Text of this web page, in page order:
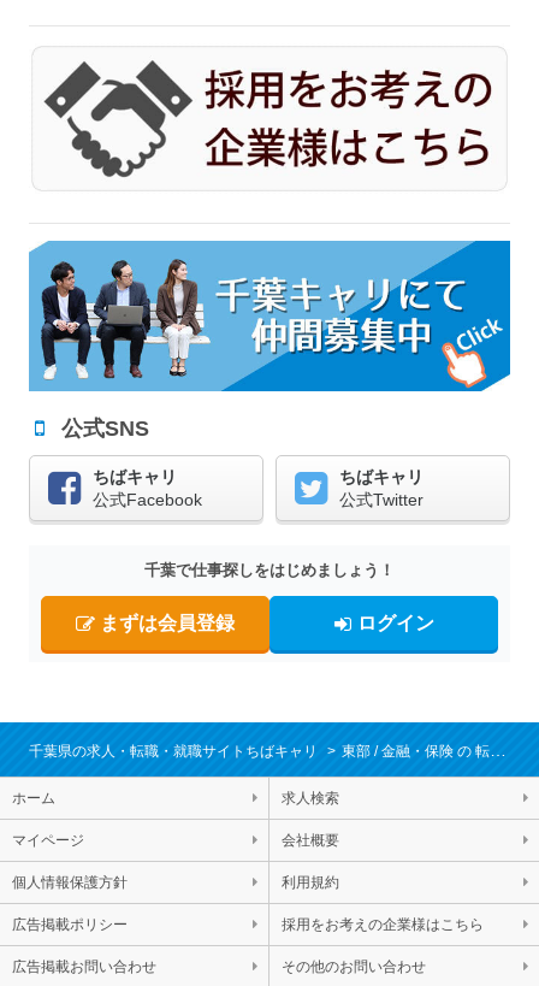
公式SNS
ちばキャリ
公式Facebook
ちばキャリ
公式Twitter
千葉で仕事探しをはじめましょう！
まずは会員登録 ログイン
千葉県の求人・転職・就職サイトちばキャリ 東部 金融・保険 転職・求人情報一覧
ホーム 求人検索
マイページ 会社概要
個人情報保護方針 利用規約
広告掲載ポリシー 採用をお考えの企業様はこちら
広告掲載お問い合わせ その他のお問い合わせ